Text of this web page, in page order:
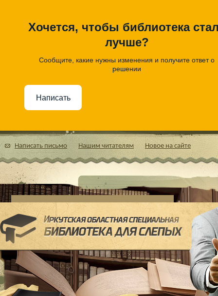
Хочется, чтобы библиотека
лучше?
Сообщите, какие нужны изменения и получите ответ о
решении
Написать
Написать письмо Нашим читателям Новое на сайте